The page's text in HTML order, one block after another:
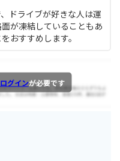
ドライブが好きな人は運
が凍結していることもあ
おすすめします。
ログインが必要です